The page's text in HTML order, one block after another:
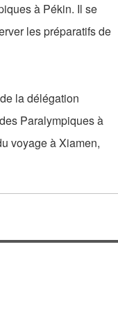
à Pékin. Il se
les préparatifs de
la délégation
Paralympiques à
voyage à Xiamen,